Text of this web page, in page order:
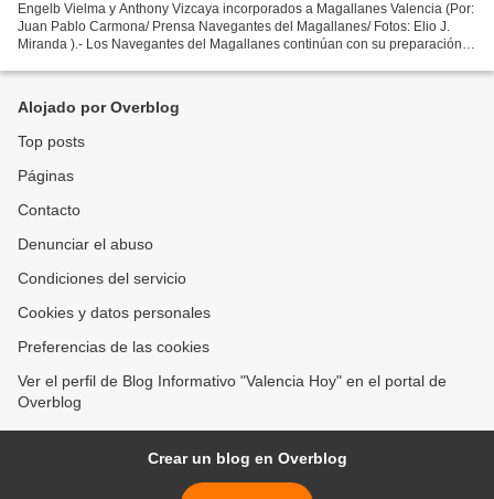
Engelb Vielma y Anthony Vizcaya incorporados a Magallanes Valencia (Por:
Juan Pablo Carmona/ Prensa Navegantes del Magallanes/ Fotos: Elio J.
Miranda ).- Los Navegantes del Magallanes continúan con su preparación
Alojado por Overblog
Top posts
Páginas
Contacto
Denunciar el abuso
Condiciones del servicio
Cookies y datos personales
Preferencias de las cookies
Ver el perfil de Blog Informativo "Valencia Hoy" en el portal de
Overblog
Crear un blog en Overblog